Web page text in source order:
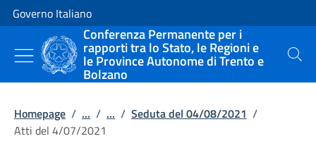
Vai al contenuto
Vai alla navigazione del sito
Governo Italiano
Conferenza Permanente per i
rapporti tra lo Stato, le Regioni e
le Province Autonome di Trento e
Bolzano
Cerca
Homepage / ... / ... / Seduta del 04/08/2021 /
Atti del 4/07/2021